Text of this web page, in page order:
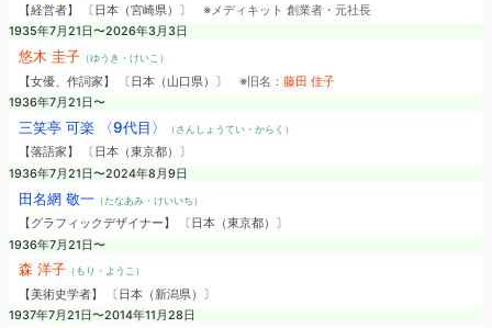
【経営者】 〔日本（宮崎県）〕 ※メディキット 創業者・元社長
1935年7月21日〜2026年3月3日
悠木 圭子（ゆうき・けいこ）
【女優、作詞家】 〔日本（山口県）〕 ※旧名： 藤田 佳子
1936年7月21日〜
三笑亭 可楽 〈9代目〉 （さんしょうてい・からく）
【落語家】 〔日本（東京都）〕
1936年7月21日〜2024年8月9日
田名網 敬一（たなあみ・けいいち）
【グラフィックデザイナー】 〔日本（東京都）〕
1936年7月21日〜
森 洋子（もり・ようこ）
【美術史学者】 〔日本（新潟県）〕
1937年7月21日〜2014年11月28日